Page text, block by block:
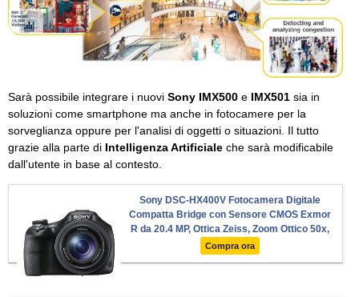
Sarà possibile integrare i nuovi Sony IMX500 e IMX501 sia in
soluzioni come smartphone ma anche in fotocamere per la
sorveglianza oppure per l'analisi di oggetti o situazioni. Il tutto
grazie alla parte di Intelligenza Artificiale che sarà modificabile
dall'utente in base al contesto.
Sony DSC-HX400V Fotocamera Digitale
Compatta Bridge con Sensore CMOS Exmor
R da 20.4 MP, Ottica Zeiss, Zoom Ottico 50x,
SteadyShot Ottico Adattivo a 5 assi, Mirino
Elettronico, Nero
Compra ora